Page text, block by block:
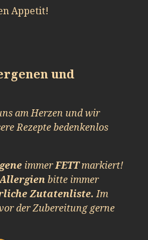
Appetit!
und
am Herzen und wir
Rezepte bedenkenlos
immerFETTmarkiert!
bitte immer
Zutatenliste.Im
der Zubereitung gerne